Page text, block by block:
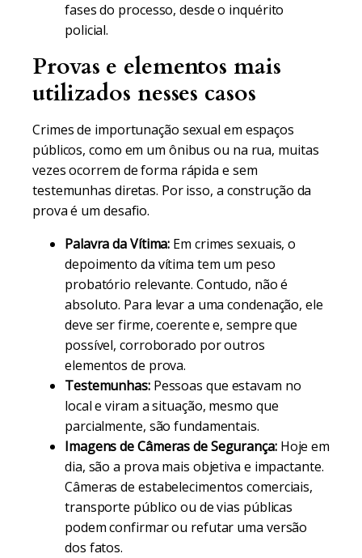
fases do processo, desde o inquérito
policial.
Provas e elementos mais
utilizados nesses casos
Crimes de importunação sexual em espaços
públicos, como em um ônibus ou na rua, muitas
vezes ocorrem de forma rápida e sem
testemunhas diretas. Por isso, a construção da
prova é um desafio.
Palavra da Vítima: Em crimes sexuais, o
depoimento da vítima tem um peso
probatório relevante. Contudo, não é
absoluto. Para levar a uma condenação, ele
deve ser firme, coerente e, sempre que
possível, corroborado por outros
elementos de prova.
Testemunhas:Pessoas que estavam no
local e viram a situação, mesmo que
parcialmente, são fundamentais.
Imagens de Câmeras de Segurança:Hoje em
dia, são a prova mais objetiva e impactante.
Câmeras de estabelecimentos comerciais,
transporte público ou de vias públicas
podem confirmar ou refutar uma versão
dos fatos.